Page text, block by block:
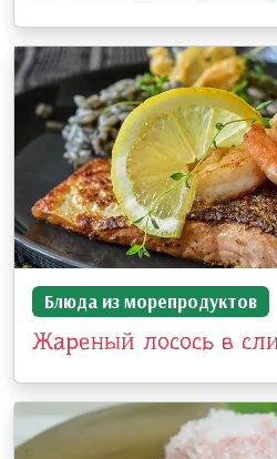
Блюда из морепродуктов
Жареный лосось в